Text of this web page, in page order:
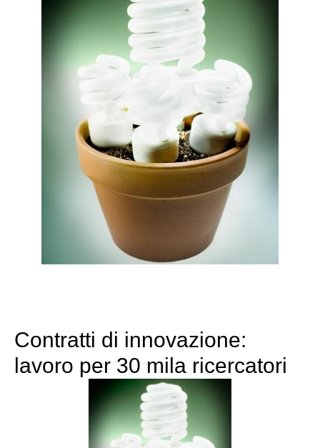
Contratti di innovazione:
lavoro per 30 mila ricercatori